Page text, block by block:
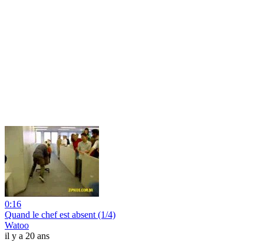
0:16
Quand le chef est absent (1/4)
Watoo
il y a 20 ans